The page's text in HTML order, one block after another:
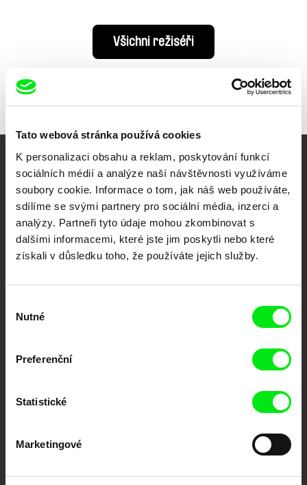
Tato webová stránka používá cookies
K personalizaci obsahu a reklam, poskytování funkcí
sociálních médií a analýze naší návštěvnosti využíváme
soubory cookie. Informace o tom, jak náš web používáte,
sdílíme se svými partnery pro sociální média, inzerci a
analýzy. Partneři tyto údaje mohou zkombinovat s
dalšími informacemi, které jste jim poskytli nebo které
získali v důsledku toho, že používáte jejich služby.
souhlasu
Nutné
Preferenční
Statistické
Marketingové
Všichni režiséři
Vaše online
dokumentární kino
Nové festivalové filmy
každý týden
posouvat hranice dokumentárního filmu, propagovat jeho rozmanitost a